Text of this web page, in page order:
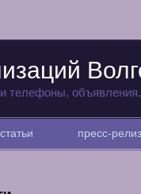
телефоны,
статьи пресс-